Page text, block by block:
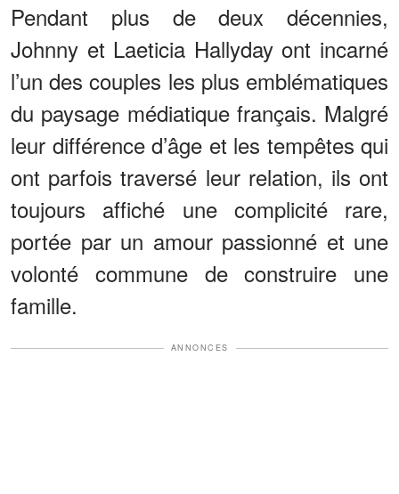
Pendant plus de deux décennies,
Johnny et Laeticia Hallyday ont incarné
l’un des couples les plus emblématiques
du paysage médiatique français. Malgré
leur différence d’âge et les tempêtes qui
ont parfois traversé leur relation, ils ont
toujours affiché une complicité rare,
portée par un amour passionné et une
volonté commune de construire une
famille.
ANNONCES